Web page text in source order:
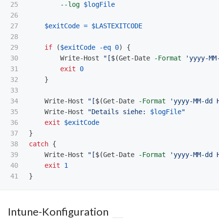
25
26
27
28
29
30
31
32
33
34
35
36
37
38
39
40
--log $logFile
$exitCode = $LASTEXITCODE
if ($exitCode -eq 0)
{
Write-Host
"[$(Get-Date -Format
'yyyy-
exit
0
}
Write-Host "[$(Get-Date -Format
'yyyy-MM-dd
Write-Host
"Details siehe: $logFile"
exit
$exitCode
}
catch {
Write-Host
"[$(Get-Date -Format
'yyyy-MM-dd
exit
1
}
Intune-Konfiguration